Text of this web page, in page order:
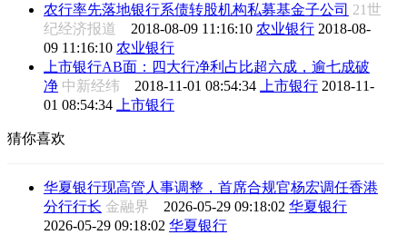
农行率先落地银行系债转股机构私募基金子公司 21世
纪经济报道 2018-08-09 11:16:10 农业银行 2018-08-
09 11:16:10 农业银行
上市银行AB面：四大行净利占比超六成，逾七成破
净 中新经纬 2018-11-01 08:54:34 上市银行 2018-11-
01 08:54:34
上市银行
猜你喜欢
华夏银行现高管人事调整，首席合规官杨宏调任香港
分行行长 金融界 2026-05-29 09:18:02 华夏银行
2026-05-29 09:18:02 华夏银行